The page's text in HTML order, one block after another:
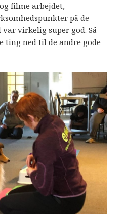
filme arbejdet,
på de
var virkelig super god. Så
ting ned til de andre gode